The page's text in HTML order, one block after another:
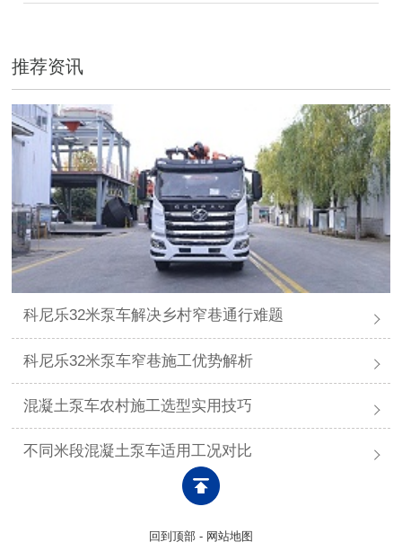
推荐资讯
科尼乐32米泵车解决乡村窄巷通行难题
科尼乐32米泵车窄巷施工优势解析
混凝土泵车农村施工选型实用技巧
不同米段混凝土泵车适用工况对比
回到顶部 - 网站地图